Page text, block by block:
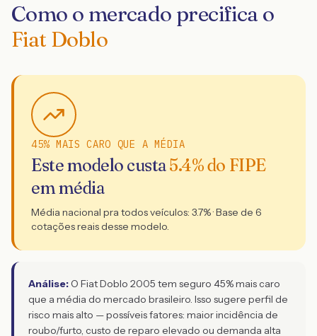
Como o mercado precifica o
Fiat Doblo
45% MAIS CARO QUE A MÉDIA
Este modelo custa5.4% do FIPE
em média
Média nacional pra todos veículos: 3.7% · Base de 6
cotações reais desse modelo.
Análise: O Fiat Doblo 2005 tem seguro 45% mais caro
que a média do mercado brasileiro. Isso sugere perfil de
risco mais alto — possíveis fatores: maior incidência de
roubo/furto, custo de reparo elevado ou demanda alta